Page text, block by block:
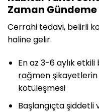
Zaman Gündeme
Cerrahi tedavi, belirli
haline gelir.
En az 3-6 aylık
rağmen
kötüleşmesi
Başlangıçta şiddetli